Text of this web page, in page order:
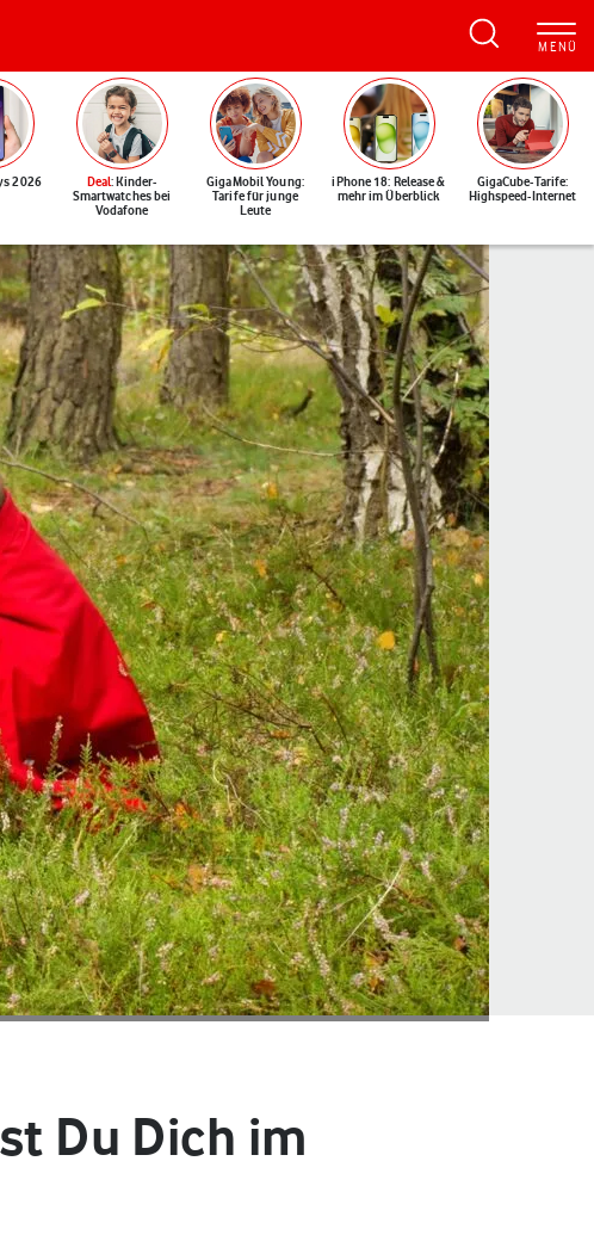
2026 Deal: Kinder-
Smartwatches bei
Vodafone
GigaMobil Young:
Tarife für junge
Leute
iPhone 18: Release &
mehr im Überblick
GigaCube-Tarife:
Highspeed-Internet
Du Dich im